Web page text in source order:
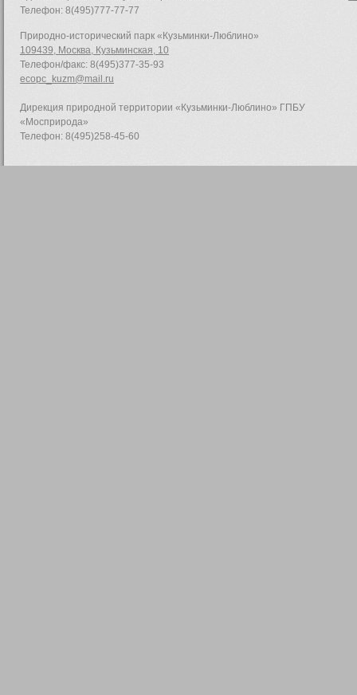
Телефон: 8(495)777-77-77
Природно-исторический парк «Кузьминки-Люблино»
109439, Москва, Кузьминская, 10
Телефон/факс: 8(495)377-35-93
ecopc_kuzm@mail.ru
Дирекция природной территории «Кузьминки-Люблино» ГПБУ
«Мосприрода»
Телефон: 8(495)258-45-60